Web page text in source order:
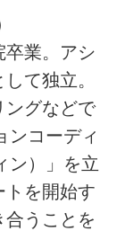
卒業。アシ
て独立。
ングなどで
ンコーディ
ン）」を立
トを開始す
合うことを